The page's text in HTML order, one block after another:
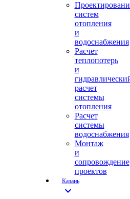
систем
отопления
и
водоснабжения
Расчет
теплопотерь
и
расчет
системы
отопления
Расчет
системы
водоснабжения
Монтаж
и
сопровождение
проектов
Казань
expand_more